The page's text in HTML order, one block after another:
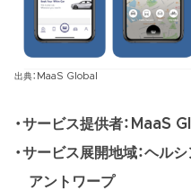
出典：MaaS Global
サービス提供者：MaaS
サービス展開地域：ヘルシ
アントワープ